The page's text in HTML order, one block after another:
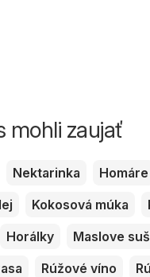
mohli zaujať
Nektarinka Homáre
Kokosová múka
Horálky Maslove
Rúžové víno